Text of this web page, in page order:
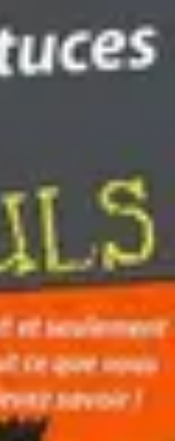
et
Relaxation